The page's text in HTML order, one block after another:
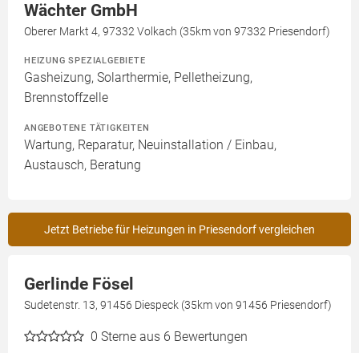
Wächter GmbH
Oberer Markt 4, 97332 Volkach (35km von 97332 Priesendorf)
HEIZUNG SPEZIALGEBIETE
Gasheizung, Solarthermie, Pelletheizung,
Brennstoffzelle
ANGEBOTENE TÄTIGKEITEN
Wartung, Reparatur, Neuinstallation / Einbau,
Austausch, Beratung
Jetzt Betriebe für Heizungen in Priesendorf vergleichen
Gerlinde Fösel
Sudetenstr. 13, 91456 Diespeck (35km von 91456 Priesendorf)
0 Sterne aus 6 Bewertungen